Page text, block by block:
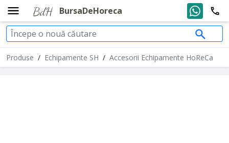
BursaDeHoreca
Produse / Echipamente SH / Accesorii Echipamente HoReCa